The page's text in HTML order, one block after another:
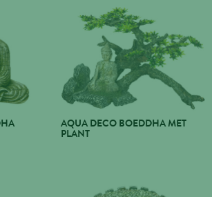
AQUA DECO BOEDDHA MET
PLANT